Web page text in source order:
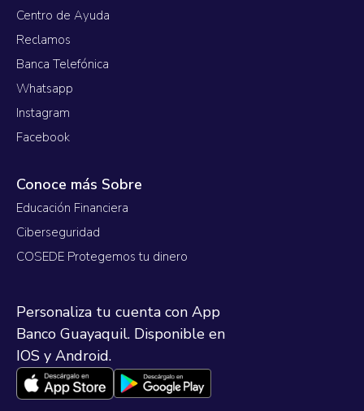
Centro de Ayuda
Reclamos
Banca Telefónica
Whatsapp
Instagram
Facebook
Conoce más Sobre
Educación Financiera
Ciberseguridad
COSEDE Protegemos tu dinero
Personaliza tu cuenta con App
Banco Guayaquil. Disponible en
IOS y Android.